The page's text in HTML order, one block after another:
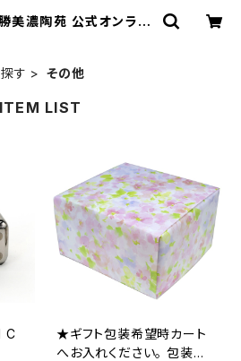
美濃陶苑 公式オンライ
す その他
ITEM LIST
C
★ギフト包装希望時カート
へお入れください。 包装紙：